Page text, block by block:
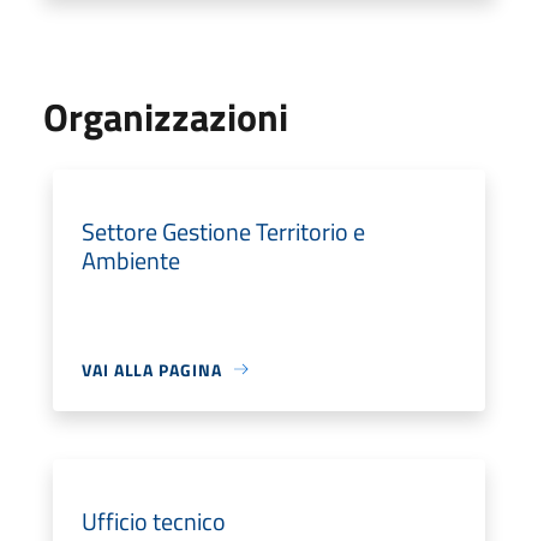
Organizzazioni
Settore Gestione Territorio e
Ambiente
VAI ALLA PAGINA
Ufficio tecnico